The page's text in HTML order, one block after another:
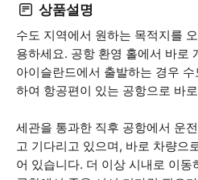
상품설명
수도 지역에서 원하는 목적지를
용하세요. 공항 환영 홀에서 바로
아이슬란드에서 출발하는 경우
하여 항공편이 있는 공항으로 바
세관을 통과한 직후 공항에서 운
고 기다리고 있으며, 바로 차량으
어 있습니다. 더 이상 시내로 이